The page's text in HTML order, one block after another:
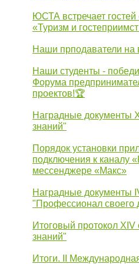
ЮСТА встречает гостей
«Туризм и
Наши прподаватели
Наши студенты -
Форума
проектов!🏆
Наградные документы
знаний"
Порядок установки
подключения к каналу
мессенджере «Макс»
Наградные документы
"Профессионал своего
Итоговый протокол
знаний"
Итоги. II